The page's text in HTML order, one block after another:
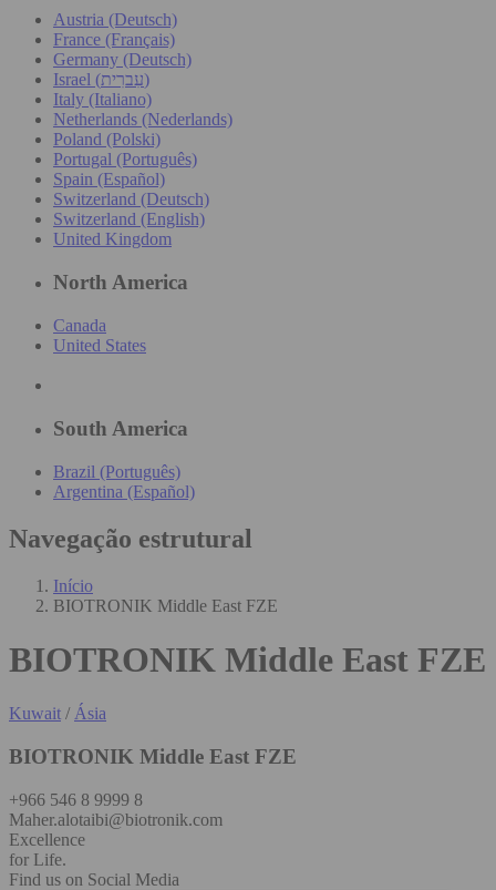
Austria (Deutsch)
France (Français)
Germany (Deutsch)
Israel (עִברִית)
Italy (Italiano)
Netherlands (Nederlands)
Poland (Polski)
Portugal (Português)
Spain (Español)
Switzerland (Deutsch)
Switzerland (English)
United Kingdom
North America
Canada
United States
South America
Brazil (Português)
Argentina (Español)
Navegação estrutural
Início
BIOTRONIK Middle East FZE
BIOTRONIK Middle East FZE
Kuwait / Ásia
BIOTRONIK Middle East FZE
+966 546 8 9999 8
Maher.alotaibi@biotronik.com
Excellence
for Life.
Find us on Social Media